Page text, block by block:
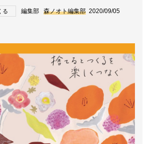
る 編集部 森ノオト編集部 2020/09/05